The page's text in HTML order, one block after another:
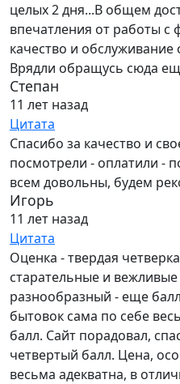
целых 2 дня...В общем
впечатления от работы с
качество и
Врядли обращусь сюда
Степан
11 лет назад
Цитата
Спасибо за качество и
посмотрели - оплатили -
всем довольны, будем
Игорь
11 лет назад
Цитата
Оценка - твердая
старательные и
разнообразный - еще
бытовок сама по себе
балл. Сайт порадовал,
четвертый балл. Цена,
весьма адекватна, в